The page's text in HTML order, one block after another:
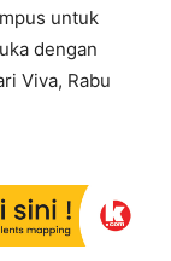
untuk
dengan
Viva, Rabu